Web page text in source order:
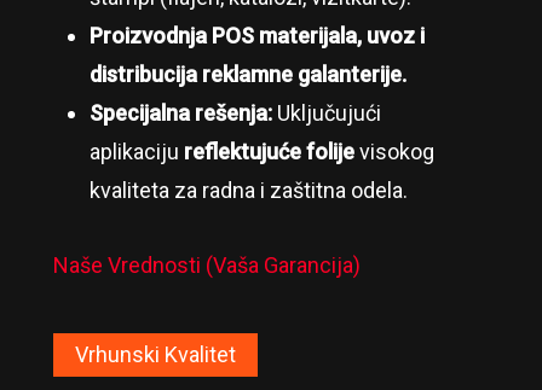
Proizvodnja POS materijala, uvoz i
distribucija reklamne galanterije.
Specijalna rešenja:Uključujući
aplikaciju reflektujuće folijevisokog
kvaliteta za radna i zaštitna odela.
Naše Vrednosti (Vaša Garancija)
Vrhunski Kvalitet